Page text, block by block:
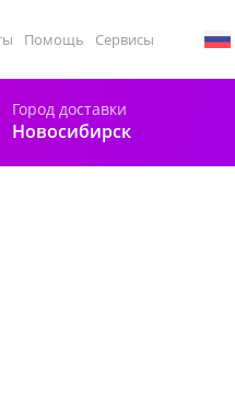
Помощь Сервисы
Город доставки
Новосибирск